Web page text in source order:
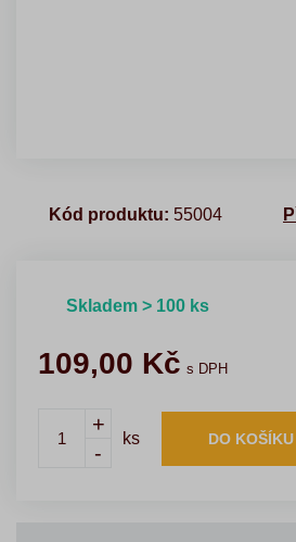
Kód produktu: 55004
Skladem > 100 ks
109,00 Kč s DPH
+
-
ks DO KOŠÍKU